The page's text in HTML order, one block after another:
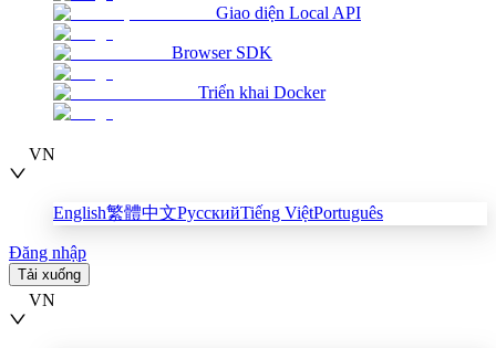
Giao diện Local API
Browser SDK
Triển khai Docker
VN
English繁體中文РусскийTiếng ViệtPortuguês
Đăng nhập
Tải xuống
VN